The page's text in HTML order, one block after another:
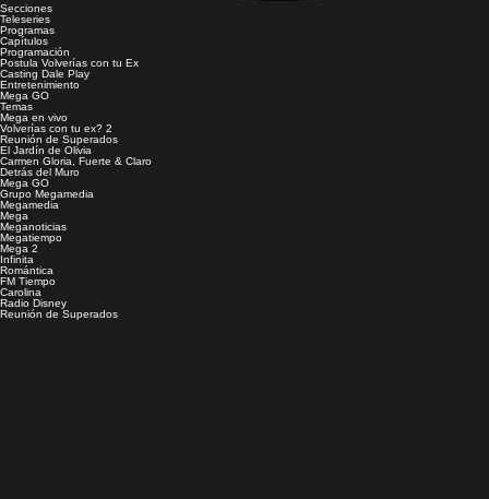
Secciones
Teleseries
Programas
Capítulos
Programación
Postula Volverías con tu Ex
Casting Dale Play
Entretenimiento
Mega GO
Temas
Mega en vivo
Volverías con tu ex? 2
Reunión de Superados
El Jardín de Olivia
Carmen Gloria, Fuerte & Claro
Detrás del Muro
Mega GO
Grupo Megamedia
Megamedia
Mega
Meganoticias
Megatiempo
Mega 2
Infinita
Romántica
FM Tiempo
Carolina
Radio Disney
Reunión de Superados